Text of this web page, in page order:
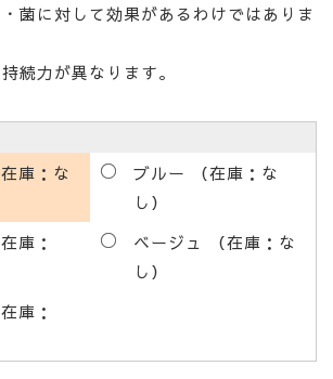
菌に対して効果があるわけではありま
続力が異なります。
庫：な
ブルー （在庫：な
し）
庫：
ベージュ （在庫：な
し）
庫：